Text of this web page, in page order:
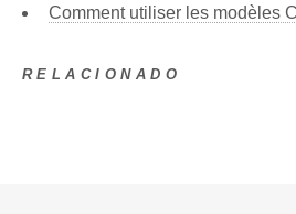
Comment utiliser les modèles
RELACIONADO